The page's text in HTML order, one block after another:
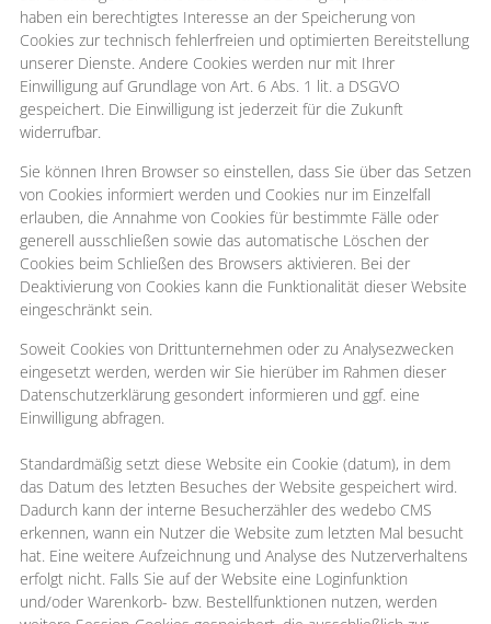
haben ein berechtigtes Interesse an der Speicherung von
Cookies zur technisch fehlerfreien und optimierten Bereitstellung
unserer Dienste. Andere Cookies werden nur mit Ihrer
Einwilligung auf Grundlage von Art. 6 Abs. 1 lit. a DSGVO
gespeichert. Die Einwilligung ist jederzeit für die Zukunft
widerrufbar.
Sie können Ihren Browser so einstellen, dass Sie über das Setzen
von Cookies informiert werden und Cookies nur im Einzelfall
erlauben, die Annahme von Cookies für bestimmte Fälle oder
generell ausschließen sowie das automatische Löschen der
Cookies beim Schließen des Browsers aktivieren. Bei der
Deaktivierung von Cookies kann die Funktionalität dieser Website
eingeschränkt sein.
Soweit Cookies von Drittunternehmen oder zu Analysezwecken
eingesetzt werden, werden wir Sie hierüber im Rahmen dieser
Datenschutzerklärung gesondert informieren und ggf. eine
Einwilligung abfragen.
Standardmäßig setzt diese Website ein Cookie (datum), in dem
das Datum des letzten Besuches der Website gespeichert wird.
Dadurch kann der interne Besucherzähler des wedebo CMS
erkennen, wann ein Nutzer die Website zum letzten Mal besucht
hat. Eine weitere Aufzeichnung und Analyse des Nutzerverhaltens
erfolgt nicht. Falls Sie auf der Website eine Loginfunktion
und/oder Warenkorb- bzw. Bestellfunktionen nutzen, werden